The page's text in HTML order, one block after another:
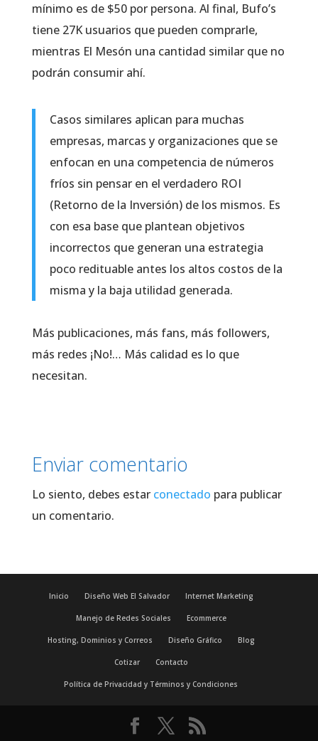
mínimo es de $50 por persona. Al final, Bufo’s
tiene 27K usuarios que pueden comprarle,
mientras El Mesón una cantidad similar que no
podrán consumir ahí.
Casos similares aplican para muchas
empresas, marcas y organizaciones que se
enfocan en una competencia de números
fríos sin pensar en el verdadero ROI
(Retorno de la Inversión) de los mismos. Es
con esa base que plantean objetivos
incorrectos que generan una estrategia
poco redituable antes los altos costos de la
misma y la baja utilidad generada.
Más publicaciones, más fans, más followers,
más redes ¡No!… Más calidad es lo que
necesitan.
Enviar comentario
Lo siento, debes estar conectado para publicar
un comentario.
Inicio Diseño Web El Salvador Internet Marketing
Manejo de Redes Sociales Ecommerce
Hosting, Dominios y Correos Diseño Gráfico Blog
Cotizar Contacto
Política de Privacidad y Términos y Condiciones